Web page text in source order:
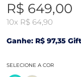
R$ 649,00
10x R$ 64,90
Ganhe: R$ 97,35
SELECIONE A COR